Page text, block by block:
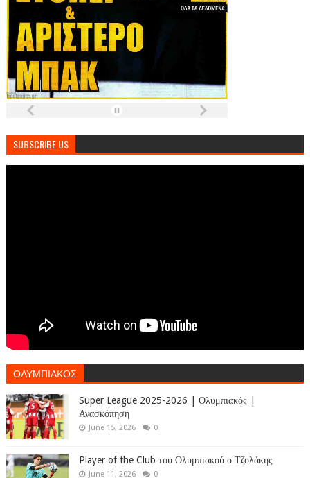
SUBSCRIBE US
ΟΛΥΜΠΙΑΚΟΣ
Super League 2025-2026 | Ολυμπιακός |
Ανασκόπηση
June 15, 2026 0
Player of the Club του Ολυμπιακού ο Τζολάκης
June 11, 2026 0